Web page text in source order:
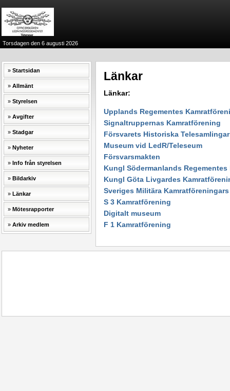
Torsdagen den 6 augusti 2026
Startsidan
Allmänt
Styrelsen
Avgifter
Stadgar
Nyheter
Info från styrelsen
Bildarkiv
Länkar
Mötesrapporter
Arkiv medlem
Länkar
Länkar:
Upplands Regementes
Signaltruppernas Kamratförening
Försvarets Historiska Telesamlingar
Museum vid LedR/Teleseum
Försvarsmakten
Kungl Södermanlands
Kungl Göta Livgardes
Sveriges Militära
S 3 Kamratförening
Digitalt museum
F 1 Kamratförening